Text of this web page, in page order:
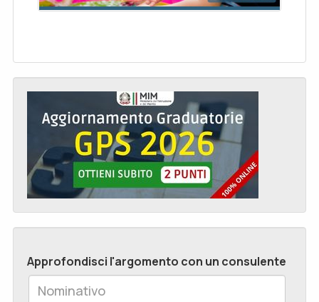
Approfondisci l'argomento con un consulente